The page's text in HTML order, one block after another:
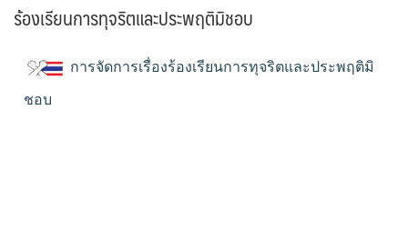
ร้องเรียนการทุจริตและประพฤติมิชอบ
การจัดการเรื่องร้องเรียนการทุจริตและประพฤติมิ
ชอบ